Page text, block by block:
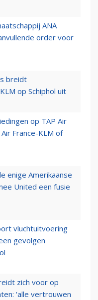
ANA
order voor
breidt
op Schiphol uit
op TAP Air
France-KLM of
enige Amerikaanse
United een fusie
vluchtuitvoering
gevolgen
zich voor op
'alle vertrouwen